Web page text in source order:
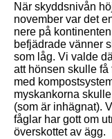
När skyddsnivån
november var det
nere på
befjädrade vänner
som låg. Vi valde
att hönsen skulle
med
myskankorna
(som är inhägnat).
fåglar har gott om
överskottet av ägg.